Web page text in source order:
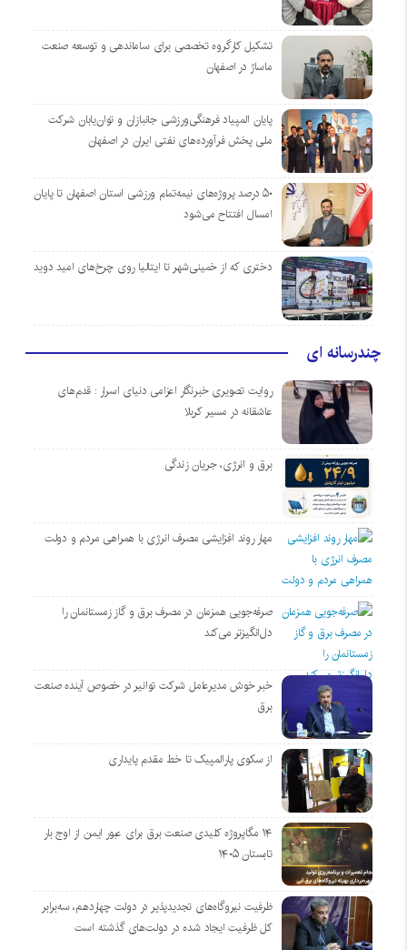
تشکیل کارگروه تخصصی برای ساماندهی و توسعه صنعت
ماساژ در اصفهان
پایان المپیاد فرهنگی‌ورزشی جانبازان و توان‌یابان شرکت
ملی پخش فرآورده‌های نفتی ایران در اصفهان
۵۰ درصد پروژه‌های نیمه‌تمام ورزشی استان اصفهان تا پایان
امسال افتتاح می‌شود
دختری که از خمینی‌شهر تا ایتالیا روی چرخ‌های امید دوید
چندرسانه ای
روایت تصویری خبرنگار اعزامی دنیای اسرار : قدم‌های
عاشقانه در مسیر کربلا
برق و انرژی، جریان زندگی
مهار روند افزایشی مصرف انرژی با همراهی مردم و دولت
صرفه‌جویی همزمان در مصرف برق و گاز زمستانمان را
دل‌انگیزتر می‌کند
خبر خوش مدیرعامل شرکت توانیر در خصوص آینده صنعت
برق
از سکوی پارالمپیک تا خط مقدم پایداری
۱۴ مگاپروژه‌ کلیدی صنعت برق برای عبور ایمن از اوج بار
تابستان ۱۴۰۵
ظرفیت نیروگاه‌های تجدیدپذیر در دولت چهاردهم، سه‌برابر
کل ظرفیت ایجاد شده در دولت‌های گذشته است